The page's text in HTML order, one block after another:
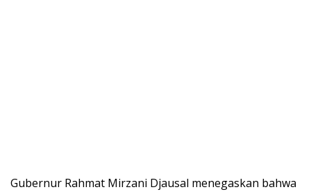
Gubernur Rahmat Mirzani Djausal menegaskan bahwa